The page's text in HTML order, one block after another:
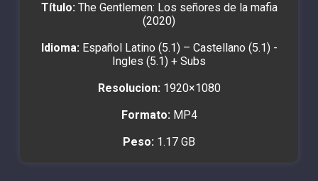
Título: The Gentlemen: Los señores de la mafia
(2020)
Idioma: Español Latino (5.1) – Castellano (5.1) -
Ingles (5.1) + Subs
Resolucion: 1920×1080
Formato: MP4
Peso: 1.17 GB